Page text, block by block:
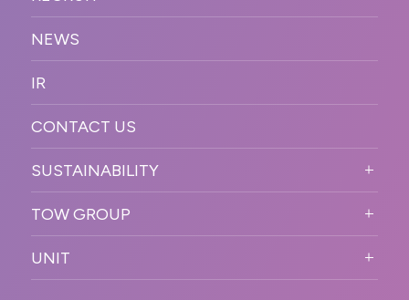
促
デジタル制作・映像
制作
PR
COMPANY INFORMATION
MESSAGE
OFFICER
ACCESS
ORGANIZATION CHART
HISTORY
新卒採用
キャリア採用
NEWS
IR
CONTACT US
SUSTAINABILITY
サステナビリティ
TOW GROUP
MOTTO
UNIT